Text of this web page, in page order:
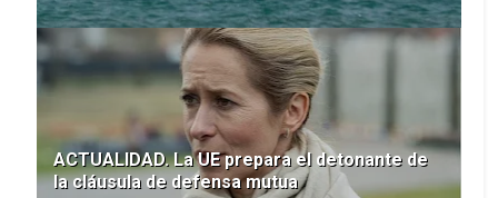
ACTUALIDAD. La UE prepara el detonante de
la cláusula de defensa mutua